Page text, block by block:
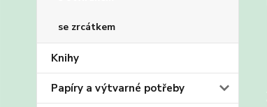
se zrcátkem
Knihy
Papíry a výtvarné potřeby